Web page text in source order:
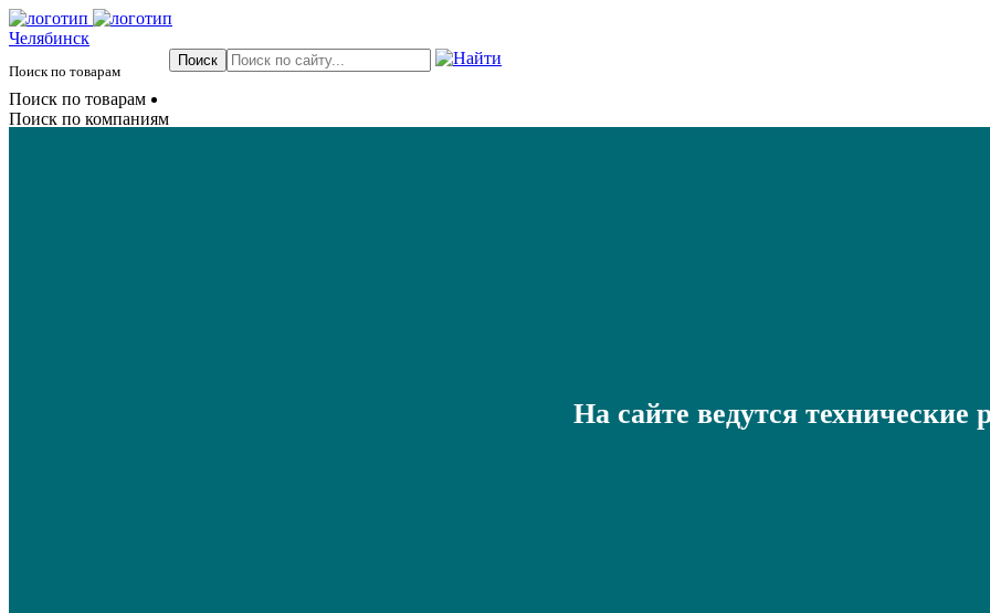
Челябинск
Поиск по товарам
Поиск по товарам
Поиск по компаниям
На сайте ведутся технические